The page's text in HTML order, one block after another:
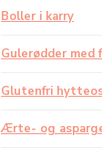
Boller i karry
Gulerødder med
Glutenfri
Ærte- og